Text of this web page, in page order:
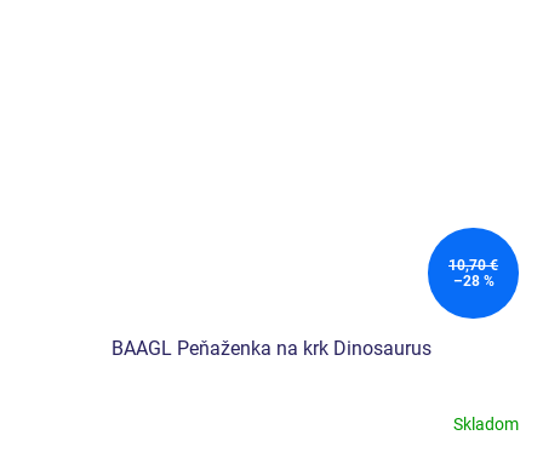
10,70 €
–28 %
BAAGL Peňaženka na krk Dinosaurus
Skladom